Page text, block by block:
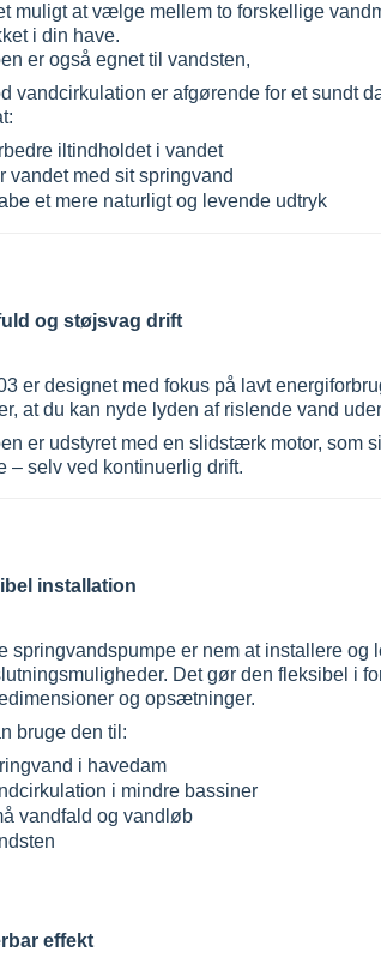
muligt at vælge mellem to forskellige
i din have.
er også egnet til vandsten,
vandcirkulation er afgørende for et sundt
iltindholdet i vandet
vandet med sit springvand
et mere naturligt og levende udtryk
og støjsvag drift
er designet med fokus på lavt
at du kan nyde lyden af rislende vand
er udstyret med en slidstærk motor, som
– selv ved kontinuerlig drift.
installation
springvandspumpe er nem at installere og
Det gør den fleksibel i
og opsætninger.
bruge den til:
i havedam
i mindre bassiner
vandfald og vandløb
effekt